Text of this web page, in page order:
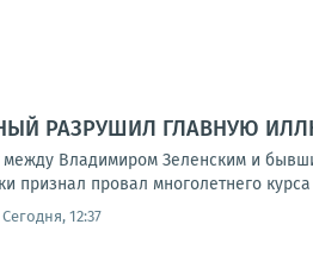
РАЗРУШИЛ ГЛАВНУЮ
Владимиром Зеленским и
признал провал многолетнего
Сегодня, 12:37